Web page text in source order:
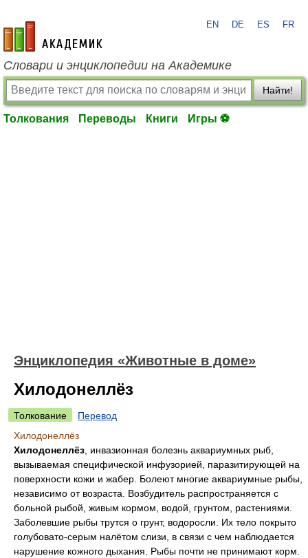
academic.ru
EN DE ES FR
Словари и энциклопедии на Академике
Найти!
Толкования Переводы Книги Игры ⚽
Энциклопедия «Животные в доме»
Хилодонеллёз
Толкование
Перевод
Хилодонеллёз
Хилодонеллёз , инвазионная болезнь аквариумных рыб,
вызываемая специфической инфузорией, паразитирующей на
поверхности кожи и жабер. Болеют многие аквариумные рыбы,
независимо от возраста. Возбудитель распространяется с
больной рыбой, живым кормом, водой, грунтом, растениями.
Заболевшие рыбы трутся о грунт, водоросли. Их тело покрыто
голубовато-серым налётом слизи, в связи с чем наблюдается
нарушение кожного дыхания. Рыбы почти не принимают корм.